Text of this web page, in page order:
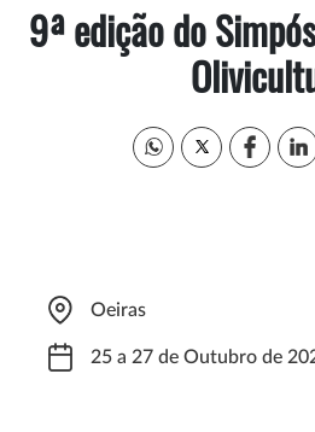
9ª edição do
Oeiras
25 a 27 de Outubro de